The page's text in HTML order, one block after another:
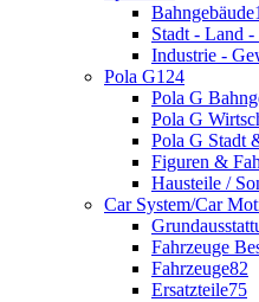
Bahngebäude
Stadt - Land
Industrie -
Pola G124
Pola G
Pola G
Pola G Stadt
Figuren &
Hausteile /
Car System/Car
Fahrzeuge
Fahrzeuge82
Ersatzteile75